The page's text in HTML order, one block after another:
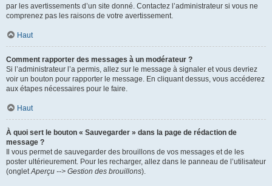
par les avertissements d’un site donné. Contactez l’administrateur si vous ne
comprenez pas les raisons de votre avertissement.
Haut
Comment rapporter des messages à un modérateur ?
Si l’administrateur l’a permis, allez sur le message à signaler et vous devriez
voir un bouton pour rapporter le message. En cliquant dessus, vous accéderez
aux étapes nécessaires pour le faire.
Haut
À quoi sert le bouton « Sauvegarder » dans la page de rédaction de
message ?
Il vous permet de sauvegarder des brouillons de vos messages et de les
poster ultérieurement. Pour les recharger, allez dans le panneau de l’utilisateur
(ongletAperçu --> Gestion des brouillons).